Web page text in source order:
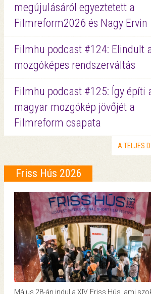
megújulásáról egyeztetett a
Filmreform2026 és Nagy Ervin
Filmhu podcast #124: Elindult a
mozgóképes rendszerváltás
Filmhu podcast #125: Így építi
magyar mozgókép jövőjét a
Filmreform csapata
A TELJES
Friss Hús 2026
Május 28-án indul a XIV. Friss Hús, ami